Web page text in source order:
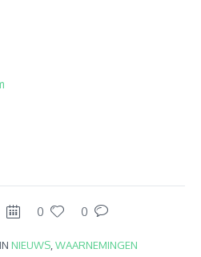
0 0
IN NIEUWS WAARNEMINGEN